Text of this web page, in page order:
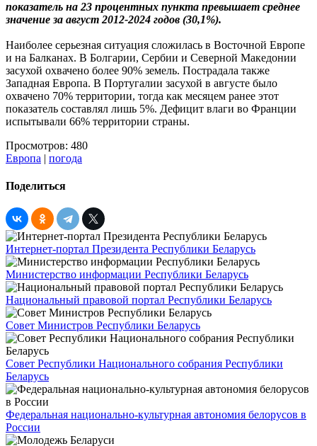
показатель на 23 процентных пункта превышает среднее
значение за август 2012-2024 годов (30,1%).
Наиболее серьезная ситуация сложилась в Восточной Европе
и на Балканах. В Болгарии, Сербии и Северной Македонии
засухой охвачено более 90% земель. Пострадала также
Западная Европа. В Португалии засухой в августе было
охвачено 70% территории, тогда как месяцем ранее этот
показатель составлял лишь 5%. Дефицит влаги во Франции
испытывали 66% территории страны.
Просмотров: 480
Европа | погода
Поделиться
Интернет-портал Президента Республики Беларусь
Министерство информации Республики Беларусь
Национальный правовой портал Республики Беларусь
Совет Министров Республики Беларусь
Совет Республики Национального собрания Республики
Беларусь
Федеральная национально-культурная автономия белорусов в
России